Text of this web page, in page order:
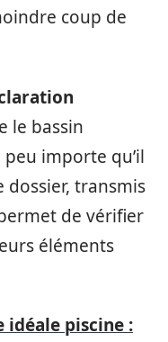
coup de
le bassin
importe qu’il
dossier, transmis
de vérifier
éléments
idéale piscine :